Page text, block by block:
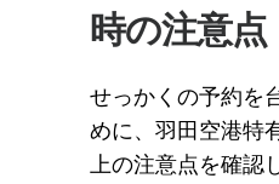
時の注意点
せっかくの予約を
めに、羽田空港特
上の注意点を確認